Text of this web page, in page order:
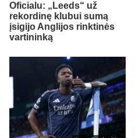
Oficialu: „Leeds“ už
rekordinę klubui sumą
įsigijo Anglijos rinktinės
vartininką